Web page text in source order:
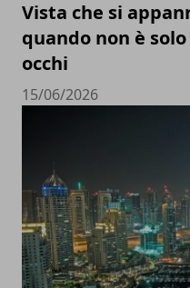
Vista che si
quando non è
occhi
15/06/2026